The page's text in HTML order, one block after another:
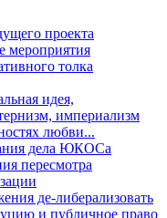
проекта
мероприятия
толка
идея,
империализм
любви...
дела ЮКОСа
пересмотра
де-либерализовать
и публичное право